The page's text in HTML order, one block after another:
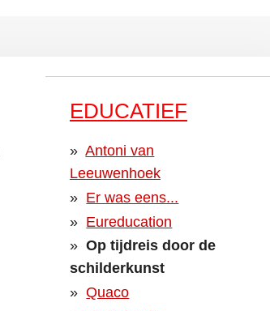
EDUCATIEF
Antoni van
Leeuwenhoek
Er was eens...
Eureducation
Op tijdreis door de
schilderkunst
Quaco